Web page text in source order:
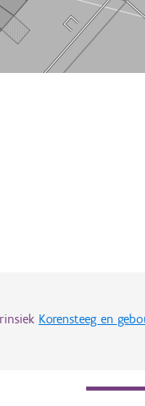
Korensteeg en